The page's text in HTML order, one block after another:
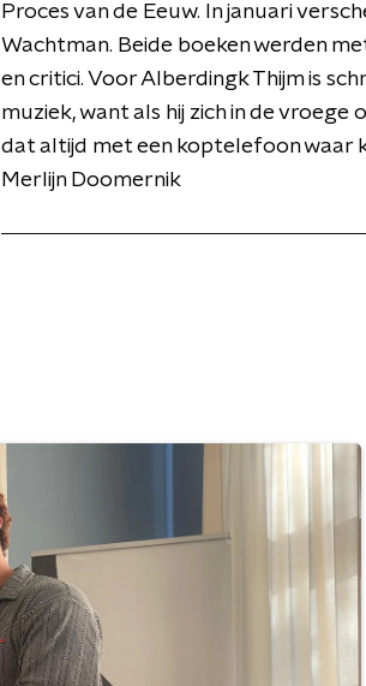
Proces van de Eeuw. In januari
Wachtman. Beide boeken werden
en critici. Voor Alberdingk Thijm is
muziek, want als hij zich in de
dat altijd met een koptelefoon waar
Merlijn Doomernik